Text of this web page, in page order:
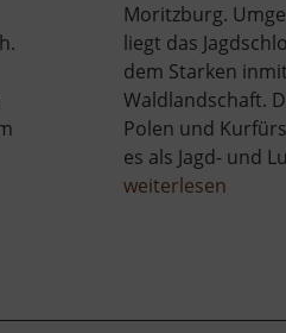
Moritzburg.
liegt das
dem Starken
Waldlandschaft.
Polen und
es als Jagd- und
weiterlesen